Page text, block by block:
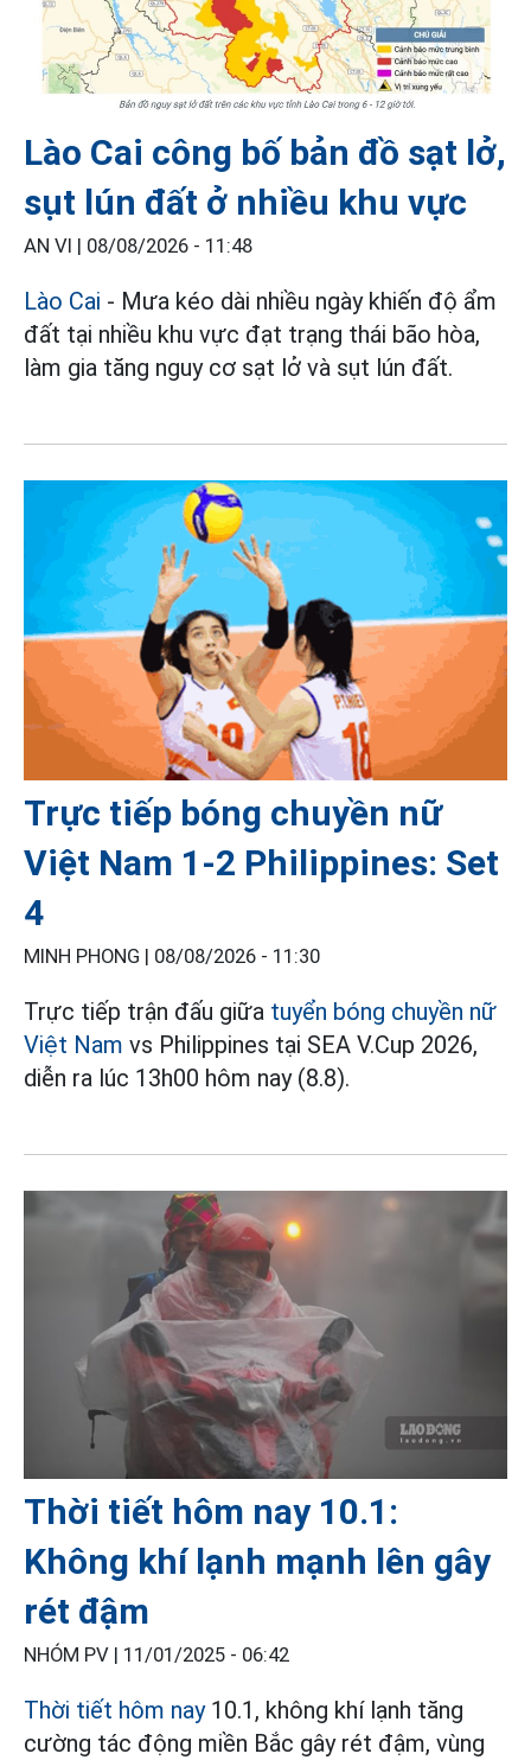
Lào Cai công bố bản đồ sạt lở,
sụt lún đất ở nhiều khu vực
AN VI | 08/08/2026 - 11:48
Lào Cai - Mưa kéo dài nhiều ngày khiến độ ẩm
đất tại nhiều khu vực đạt trạng thái bão hòa,
làm gia tăng nguy cơ sạt lở và sụt lún đất.
Trực tiếp bóng chuyền nữ
Việt Nam 1-2 Philippines: Set
4
MINH PHONG | 08/08/2026 - 11:30
Trực tiếp trận đấu giữa tuyển bóng chuyền nữ
Việt Nam vs Philippines tại SEA V.Cup 2026,
diễn ra lúc 13h00 hôm nay (8.8).
Thời tiết hôm nay 10.1:
Không khí lạnh mạnh lên gây
rét đậm
NHÓM PV | 11/01/2025 - 06:42
Thời tiết hôm nay10.1, không khí lạnh tăng
cường tác động miền Bắc gây rét đậm, vùng